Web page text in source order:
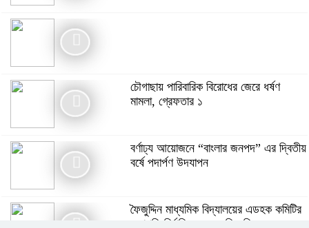
মর্যাদায় পালিত জুলাই গণঅভ্যুত্থান দিবস
আলোচনা সভা অনুষ্ঠিত
করবে সরকার” – প্রতিমন্ত্রী ফরহাদ হোসেন
আজাদ
চৌগাছায় পারিবারিক বিরোধের জেরে ধর্ষণ
মামলা, গ্রেফতার ১
বর্ণাঢ্য আয়োজনে “বাংলার জনপদ” এর দ্বিতীয়
বর্ষে পদার্পণ উদযাপন
ফৈজুদ্দিন মাধ্যমিক বিদ্যালয়ের এডহক কমিটির
সভাপতি নির্বাচিত হলেন মতিন কিরন